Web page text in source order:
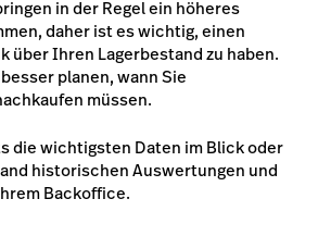
in der Regel ein höheres
daher ist es wichtig, einen
über Ihren Lagerbestand zu haben.
planen, wann Sie
müssen.
die wichtigsten Daten im Blick oder
historischen Auswertungen und
Backoffice.